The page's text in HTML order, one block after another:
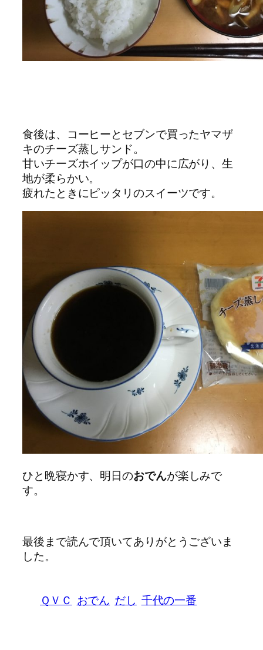
食後は、コーヒーとセブンで買ったヤマザ
キのチーズ蒸しサンド。
甘いチーズホイップが口の中に広がり、生
地が柔らかい。
疲れたときにピッタリのスイーツです。
ひと晩寝かす、明日のおでんが楽しみで
す。
最後まで読んで頂いてありがとうございま
した。
ＱＶＣ おでん だし 千代の一番